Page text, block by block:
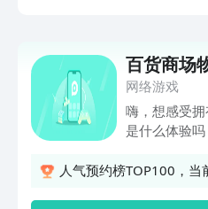
百货商场
网络游戏
嗨，想感受
是什么体验
这里有涵盖日
人气预约榜TOP100，